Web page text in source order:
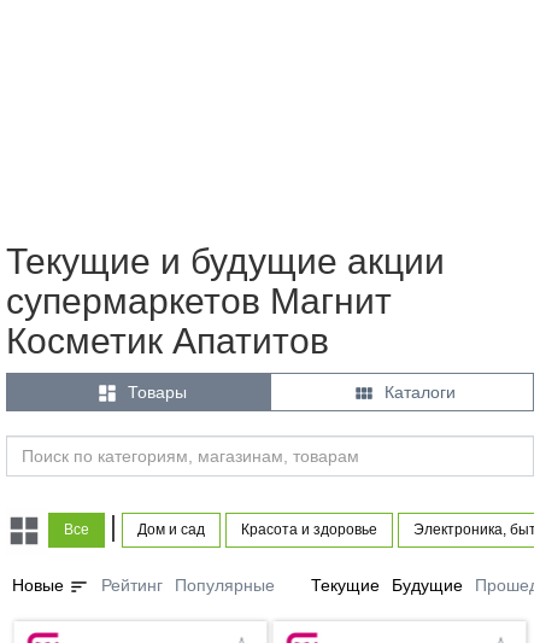
Текущие и будущие акции
супермаркетов Магнит
Косметик Апатитов
 Товары  Каталоги
Все | Дом и сад Красота и здоровье Электроника,
Новые sort Рейтинг Популярные Текущие Будущие